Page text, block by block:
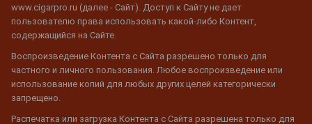
www.cigarpro.ru (далее - Сайт). Доступ к Сайту не дает
пользователю права использовать какой-либо Контент,
содержащийся на Сайте.
Воспроизведение Контента с Сайта разрешено только для
частного и личного пользования. Любое воспроизведение или
использование копий для любых других целей категорически
запрещено.
Распечатка или загрузка Контента с Сайта разрешена только для